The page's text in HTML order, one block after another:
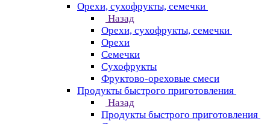
Орехи, сухофрукты, семечки
Назад
Орехи, сухофрукты, семечки
Орехи
Семечки
Сухофрукты
Фруктово-ореховые смеси
Продукты быстрого приготовления
Назад
Продукты быстрого приготовления